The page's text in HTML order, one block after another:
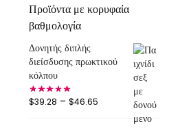
Προϊόντα με κορυφαία
βαθμολογία
Δονητής διπλής
διείσδυσης πρωκτικού
κόλπου
$39.28 – $46.65